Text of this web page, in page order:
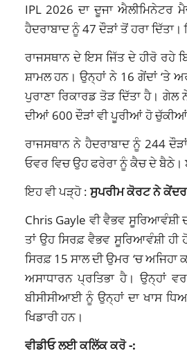
IPL 2026 ਦਾ ਦੂਜਾ ਐਲੀਮਿਨੇਟਰ
ਹੈਦਰਾਬਾਦ ਨੂੰ 47 ਦੌੜਾਂ ਤੋਂ ਹਰਾ
ਰਾਜਸਥਾਨ ਦੇ ਇਸ ਜਿੱਤ ਦੇ ਹੀਰੋ ਰਹੇ
ਸ਼ਾਮਲ ਹਨ। ਉਨ੍ਹਾਂ ਨੇ 16 ਗੇਂਦਾਂ ‘ਤੇ
ਪੁਰਾਣਾ ਰਿਕਾਰਡ ਤੋੜ ਦਿੱਤਾ ਹੈ।
ਦੀਆਂ 600 ਦੌੜਾਂ ਵੀ ਪੂਰੀਆਂ ਹੋ
ਰਾਜਸਥਾਨ ਨੇ ਹੈਦਰਾਬਾਦ ਨੂੰ 244
ਓਵਰ ਵਿਚ ਉਹ ਫਰੇਰਾ ਨੂੰ ਕੈਚ ਦੇ ਬੈਠੇ।
ਇਹ ਵੀ ਪੜ੍ਹੋ :ਸੁਪਰੀਮ ਕੋਰਟ ਨੇ ਕੇਂਦਰ
Chris Gayle ਵੀ ਵੈਭਵ ਸੂਰਿਆਵੰਸ਼ੀ
ਤਾਂ ਉਹ ਸਿਰਫ਼ ਵੈਭਵ ਸੂਰਿਆਵੰਸ਼ੀ ਹੀ
ਸਿਰਫ਼ 15 ਸਾਲ ਦੀ ਉਮਰ ‘ਚ
ਅਸਾਧਾਰਨ ਪ੍ਰਤਿਭਾ ਹੈ। ਉਨ੍ਹਾਂ
ਬੀਸੀਸੀਆਈ ਨੂੰ ਉਨ੍ਹਾਂ ਦਾ ਖਾਸ
ਖਿਡਾਰੀ ਹਨ।
ਵੀਡੀਓ ਲਈ ਕਲਿੱਕ ਕਰੋ -: